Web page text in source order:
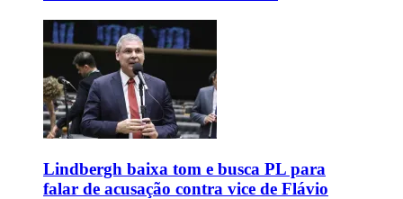
Lindbergh baixa tom e busca PL para
falar de acusação contra vice de Flávio